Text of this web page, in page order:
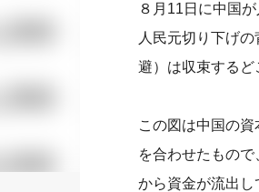
８月11日に中国
人民元切り下げ
避）は収束するど
この図は中国の
を合わせたもの
から資金が流出